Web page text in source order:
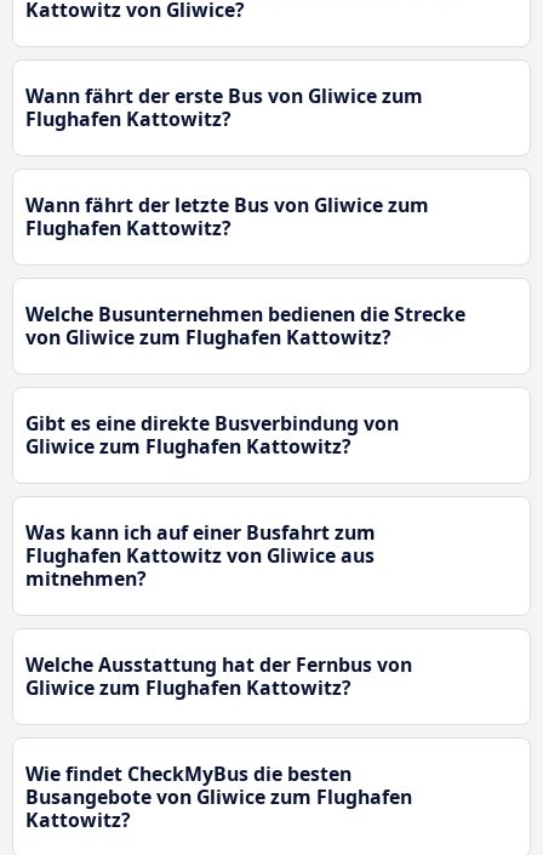
Kattowitz von Gliwice?
Wann fährt der erste Bus von Gliwice zum
Flughafen Kattowitz?
Wann fährt der letzte Bus von Gliwice zum
Flughafen Kattowitz?
Welche Busunternehmen bedienen die Strecke
von Gliwice zum Flughafen Kattowitz?
Gibt es eine direkte Busverbindung von
Gliwice zum Flughafen Kattowitz?
Was kann ich auf einer Busfahrt zum
Flughafen Kattowitz von Gliwice aus
mitnehmen?
Welche Ausstattung hat der Fernbus von
Gliwice zum Flughafen Kattowitz?
Wie findet CheckMyBus die besten
Busangebote von Gliwice zum Flughafen
Kattowitz?